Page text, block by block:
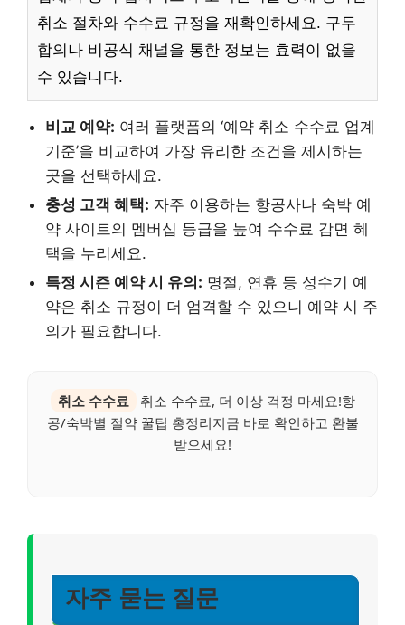
취소 절차와 수수료 규정을 재확인하세요. 구두
합의나 비공식 채널을 통한 정보는 효력이 없을
수 있습니다.
비교 예약: 여러 플랫폼의 ‘예약 취소 수수료 업계
기준’을 비교하여 가장 유리한 조건을 제시하는
곳을 선택하세요.
충성 고객 혜택: 자주 이용하는 항공사나 숙박 예
약 사이트의 멤버십 등급을 높여 수수료 감면 혜
택을 누리세요.
특정 시즌 예약 시 유의: 명절, 연휴 등 성수기 예
약은 취소 규정이 더 엄격할 수 있으니 예약 시 주
의가 필요합니다.
취소 수수료
취소 수수료, 더 이상 걱정 마세요!항
공/숙박별 절약 꿀팁 총정리지금 바로 확인하고 환불
받으세요!
자주 묻는 질문